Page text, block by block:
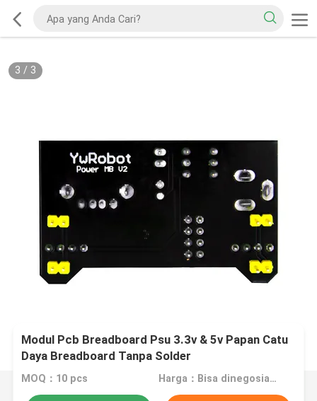
3 / 3
Modul Pcb Breadboard Psu 3.3v & 5v Papan Catu
Daya Breadboard Tanpa Solder
MOQ：10 pcs Harga：Bisa dinegosiasikan